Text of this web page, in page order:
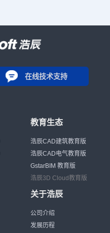
在线技术支持
教育生态
浩辰CAD建筑教育版
浩辰CAD电气教育版
GstarBIM 教育版
浩辰3D Cloud教育版
关于浩辰
公司介绍
发展历程